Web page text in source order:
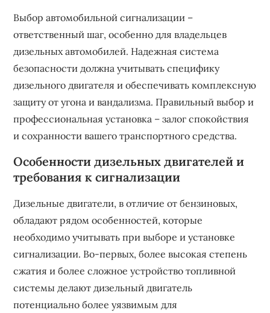
Выбор автомобильной сигнализации –
ответственный шаг, особенно для владельцев
дизельных автомобилей. Надежная система
безопасности должна учитывать специфику
дизельного двигателя и обеспечивать комплексную
защиту от угона и вандализма. Правильный выбор и
профессиональная установка – залог спокойствия
и сохранности вашего транспортного средства.
Особенности дизельных двигателей и
требования к сигнализации
Дизельные двигатели, в отличие от бензиновых,
обладают рядом особенностей, которые
необходимо учитывать при выборе и установке
сигнализации. Во-первых, более высокая степень
сжатия и более сложное устройство топливной
системы делают дизельный двигатель
потенциально более уязвимым для